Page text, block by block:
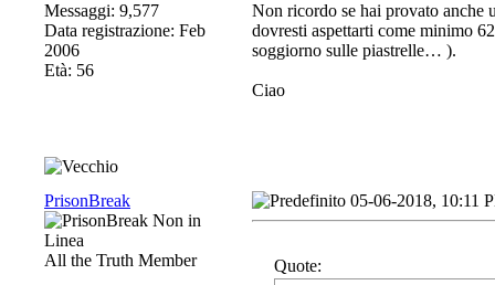
Messaggi: 9,577
Data registrazione: Feb
2006
Età: 56
Non ricordo se hai provato anche
dovresti aspettarti come minimo
soggiorno sulle piastrelle… ).
Ciao
PrisonBreak
All the Truth Member
05-06-2018, 10:11
Quote: